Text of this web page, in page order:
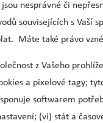
nesprávné či
souvisejících s Vaší
Máte také právo
z Vašeho
a pixelové tagy;
softwarem
(vi) stát a